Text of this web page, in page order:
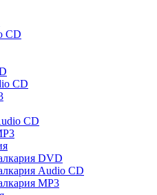
CD
CD
CD
DVD
Audio CD
MP3